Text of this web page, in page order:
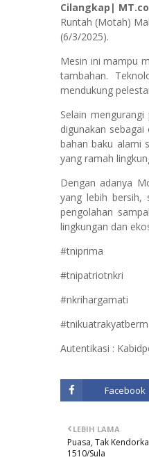
Cilangkap|
Runtah (Motah)
(6/3/2025).
Mesin ini mampu
tambahan.
mendukung
Selain
digunakan
bahan baku alami
yang ramah
Dengan adanya
yang lebih bersih,
pengolahan
lingkungan dan
#tniprima
#tnipatriotnkri
#nkrihargamati
Autentikasi :
Facebook
LEBIH LAMA
Puasa, Tak
1510/Sula